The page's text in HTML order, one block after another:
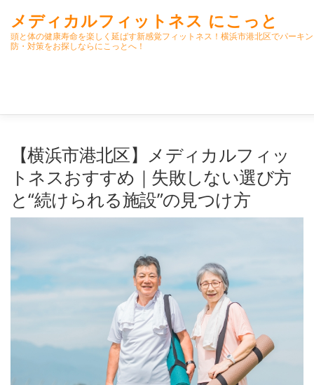
ッ
メディカルフィットネス にこっと
頭と体の健康寿命を楽しく延ばす新感覚フィットネス！横浜市港北区でパーキ
防・対策をお探しならにこっとへ！
クラス内容 オンラインクラス(GOOGLE MEET)
アクセス・お問合せ
認知症予防・脳トレ関連記事
【横浜市港北区】メディカルフィッ
トネスおすすめ｜失敗しない選び方
と“続けられる施設”の見つけ方